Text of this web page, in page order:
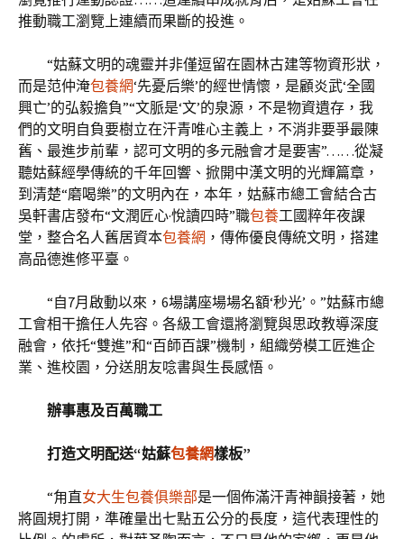
推動職工瀏覽上連續而果斷的投進。
“姑蘇文明的魂靈并非僅逗留在園林古建等物資形狀，
而是范仲淹包養網‘先憂后樂’的經世情懷，是顧炎武‘全國
興亡’的弘毅擔負”“文脈是‘文’的泉源，不是物資遺存，我
們的文明自負要樹立在汗青唯心主義上，不消非要爭最陳
舊、最進步前輩，認可文明的多元融會才是要害”……從凝
聽姑蘇經學傳統的千年回響、掀開中漢文明的光輝篇章，
到清楚“磨喝樂”的文明內在，本年，姑蘇市總工會結合古
吳軒書店發布“文潤匠心·悅讀四時”職包養工國粹年夜課
堂，整合名人舊居資本包養網 ，傳佈優良傳統文明，搭建
高品德進修平臺。
“自7月啟動以來，6場講座場場名額‘秒光’。”姑蘇市總
工會相干擔任人先容。各級工會還將瀏覽與思政教導深度
融會，依托“雙進”和“百師百課”機制，組織勞模工匠進企
業、進校園，分送朋友唸書與生長感悟。
辦事惠及百萬職工
打造文明配送“姑蘇包養網樣板”
“甪直女大生包養俱樂部是一個佈滿汗青神韻接著，她
將圓規打開，準確量出七點五公分的長度，這代表理性的